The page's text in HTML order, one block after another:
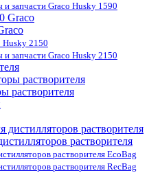
и запчасти Graco Husky 1590
Husky 2150
и запчасти Graco Husky 2150
растворителя
растворителя
растворителя EcoBag
растворителя RecBag